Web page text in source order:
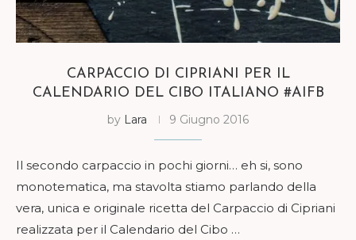
CARPACCIO DI CIPRIANI PER IL
CALENDARIO DEL CIBO ITALIANO #AIFB
by Lara 9 Giugno 2016
Il secondo carpaccio in pochi giorni… eh si, sono
monotematica, ma stavolta stiamo parlando della
vera, unica e originale ricetta del Carpaccio di Cipriani
realizzata per il Calendario del Cibo …